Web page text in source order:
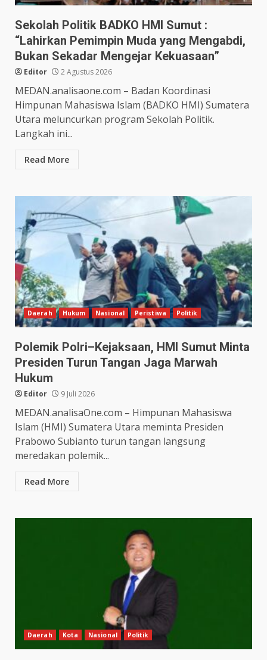
Sekolah Politik BADKO HMI Sumut :
“Lahirkan Pemimpin Muda yang Mengabdi,
Bukan Sekadar Mengejar Kekuasaan”
Editor 2 Agustus 2026
MEDAN.analisaone.com – Badan Koordinasi
Himpunan Mahasiswa Islam (BADKO HMI) Sumatera
Utara meluncurkan program Sekolah Politik.
Langkah ini...
Read More
Daerah Hukum Nasional Peristiwa Politik
Polemik Polri–Kejaksaan, HMI Sumut Minta
Presiden Turun Tangan Jaga Marwah
Hukum
Editor 9 Juli 2026
MEDAN.analisaOne.com – Himpunan Mahasiswa
Islam (HMI) Sumatera Utara meminta Presiden
Prabowo Subianto turun tangan langsung
meredakan polemik...
Read More
Daerah Kota Nasional Politik